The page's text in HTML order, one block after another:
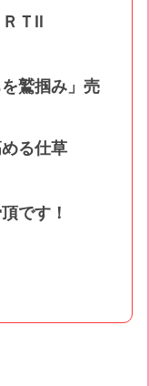
ＴⅡ
を鷲掴み」売
る仕草
です！